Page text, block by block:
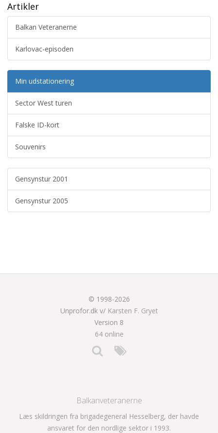
Artikler
Balkan Veteranerne
Karlovac-episoden
Min udstationering
Sector West turen
Falske ID-kort
Souvenirs
Gensynstur 2001
Gensynstur 2005
© 1998-2026
Unprofor.dk v/ Karsten F. Gryet
Version 8
64 online
Balkanveteranerne
Læs skildringen fra brigadegeneral Hesselberg, der havde
ansvaret for den nordlige sektor i 1993.